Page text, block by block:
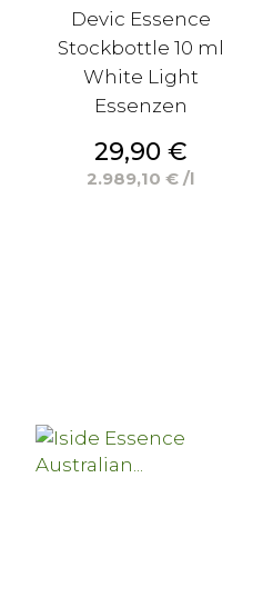
Devic Essence
Stockbottle 10 ml
White Light
Essenzen
Prezzo
29,90 €
2.989,10 € /l